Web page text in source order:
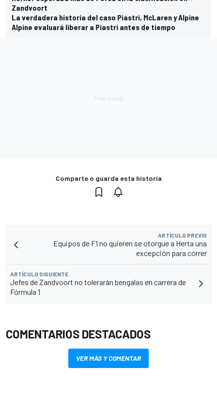
Zandvoort
La verdadera historia del caso Piastri, McLaren y Alpine
Alpine evaluará liberar a Piastri antes de tiempo
Comparte o guarda esta historia
ARTÍCULO PREVIO
Equipos de F1 no quieren se otorgue a Herta una
excepción para correr
ARTÍCULO SIGUIENTE
Jefes de Zandvoort no tolerarán bengalas en carrera de
Fórmula 1
COMENTARIOS DESTACADOS
VER MÁS Y COMENTAR